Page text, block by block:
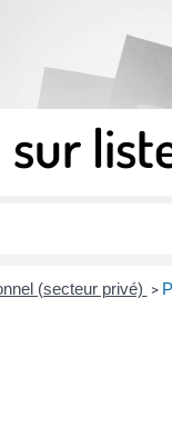
(secteur privé) >